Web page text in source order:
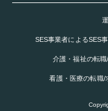
SES事業者によるSES
介護・福祉の転職
看護・医療の転職/